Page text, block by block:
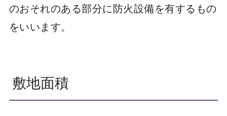
のおそれのある部分に防火設備を有するもの
をいいます。
敷地面積